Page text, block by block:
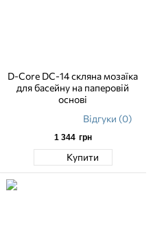
D-Core DC-14 скляна мозаїка
для басейну на паперовій
основі
Відгуки (0)
1 344 грн
Купити